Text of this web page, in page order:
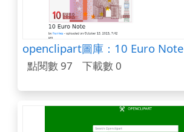
openclipart圖庫：10 Euro Note
點閱數 97 下載數 0